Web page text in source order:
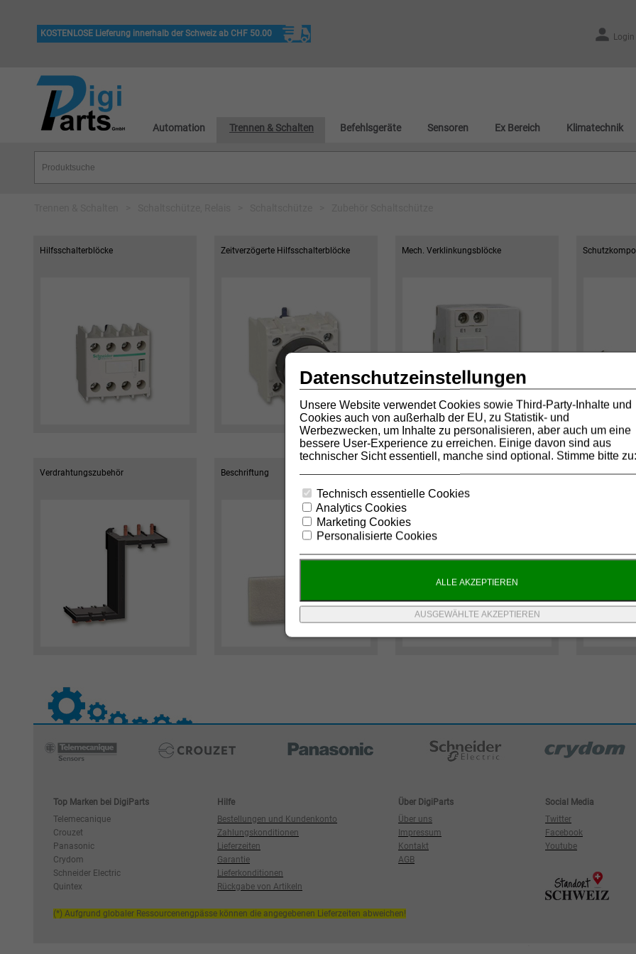
Login
KOSTENLOSE Lieferung innerhalb der Schweiz ab CHF 50.00
Automation Trennen & Schalten Befehlsgeräte Sensoren Ex Bereich Klimatechnik
Hilfsschalterblöcke Zeitverzögerte Hilfsschalterblöcke Mech. Verklinkungsblöcke
Verdrahtungszubehör Beschriftung Erweitertes Zubehör Weitere Serien
Top Marken bei DigiParts Hilfe Über DigiParts
Social Media
Telemecanique
Bestellungen und Kundenkonto Über uns
Twitter
Crouzet
Zahlungskonditionen Impressum
Facebook
Panasonic
Lieferzeiten Kontakt
Youtube
Crydom
Garantie
AGB
Schneider Electric
Lieferkonditionen
Quintex
Rückgabe von Artikeln
(*) Aufgrund globaler Ressourcenengpässe können die angegebenen Lieferzeiten abweichen!
Datenschutzeinstellungen
Unsere Website verwendet Cookies sowie Third-Party-Inhalte und
Cookies auch von außerhalb der EU, zu Statistik- und
Werbezwecken, um Inhalte zu personalisieren, aber auch um eine
bessere User-Experience zu erreichen. Einige davon sind aus
technischer Sicht essentiell, manche sind optional. Stimme bitte zu:
Technisch essentielle Cookies
Analytics Cookies
Marketing Cookies
Personalisierte Cookies